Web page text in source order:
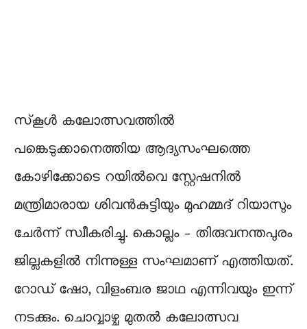
സ്‌കൂൾ കലോത്സവത്തിൽ
പങ്കെടുക്കാനെത്തിയ ആദ്യസംഘത്തെ
കോഴിക്കോടെ റയിൽവെ സ്റ്റേഷനിൽ
മന്ത്രിമാരായ ശിവൻകുട്ടിയും മുഹമ്മദ് റിയാസും
ചേർന്ന് സ്വീകരിച്ചു. കൊല്ലം – തിരുവനന്തപുരം
ജില്ലകളിൽ നിന്നുള്ള സംഘമാണ് എത്തിയത്.
റോഡ് ഷോ, വിളംബര ജാഥ എന്നിവയും ഇന്ന്
നടക്കും. ചൊവ്വാഴ്ച മുതൽ കലോത്സവ